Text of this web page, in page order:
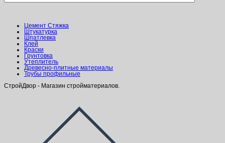
Цемент Стяжка
Штукатурка
Шпатлевка
Клей
Краски
Грунтовка
Утеплитель
Древесно-плитные материалы
Трубы профильные
СтройДвор - Магазин стройматериалов.